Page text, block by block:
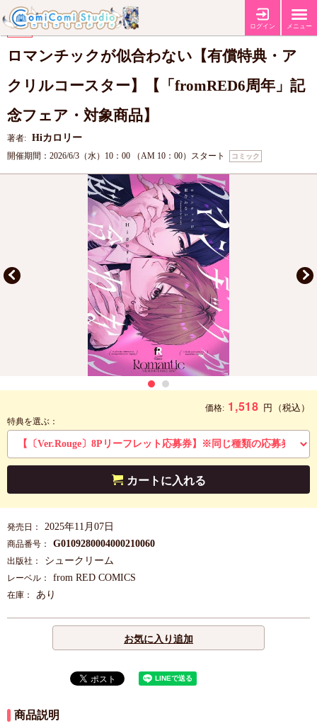
ログイン メニュー
特典 【有償特典・『ロマンチックが似合わない』アクリルコースター】
フェア 【fromRED6周年記念フェア】
ロマンチックが似合わない【有償特典・ア
クリルコースター】【「fromRED6周年」記
念フェア・対象商品】
著者: Hiカロリー
開催期間：2026/6/3（水）10：00 （AM 10：00）スタート コミック
価格: 1,518 円 （税込）
特典を選ぶ：
カートに入れる
発売日： 2025年11月07日
商品番号： G0109280004000210060
出版社： シュークリーム
レーベル： from RED COMICS
在庫： あり
お気に入り追加
商品説明